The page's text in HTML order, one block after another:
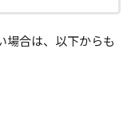
場合は、以下からも